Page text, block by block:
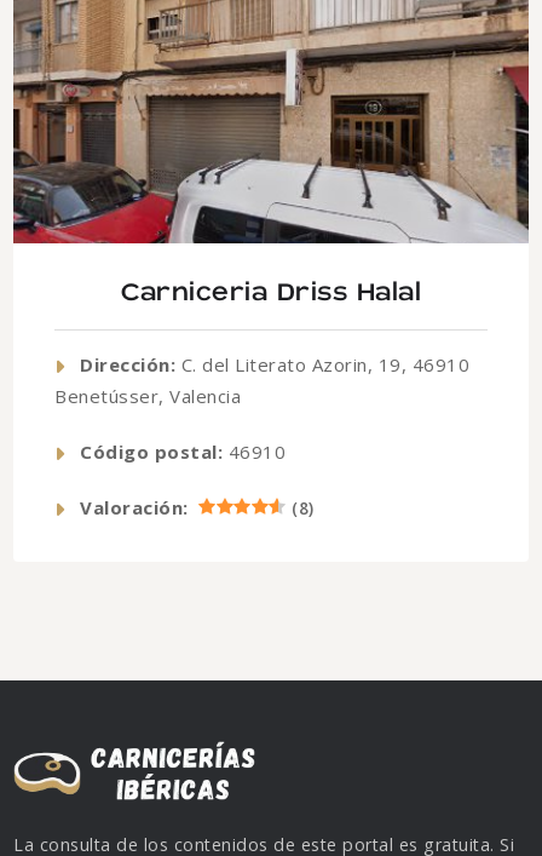
Carniceria Driss Halal
Dirección: C. del Literato Azorin, 19, 46910
Benetússer, Valencia
Código postal: 46910
Valoración: (8)
La consulta de los contenidos de este portal es gratuita. Si